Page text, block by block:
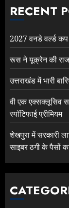
RECENT
2027 वनडे वर्ल्ड
रूस ने यूक्रेन की
उत्तराखंड में भारी
वी एक एक्सक्लूसिव
स्पॉटिफाई प्रीमियम
शेखपुरा में सरकारी
साइबर ठगी के पैसों